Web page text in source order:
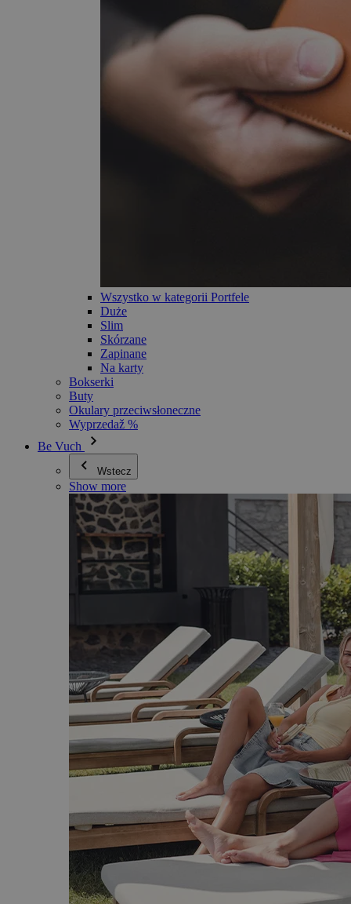
Wszystko w kategorii Portfele
Duże
Slim
Skórzane
Zapinane
Na karty
Bokserki
Buty
Okulary przeciwsłoneczne
Wyprzedaž %
Be Vuch
Wstecz
Show more